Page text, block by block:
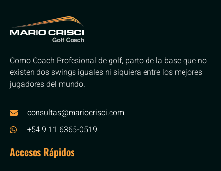
Como Coach Profesional de golf, parto de la base que no
existen dos swings iguales ni siquiera entre los mejores
jugadores del mundo.
consultas@mariocrisci.com
+54 9 11 6365-0519
Accesos Rápidos